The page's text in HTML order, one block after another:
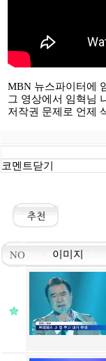
MBN 뉴스파이터에
그 영상에서 임혁님
저작권 문제로 언제
코멘트닫기
NO 이미지